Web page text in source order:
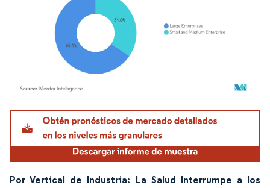
Imagen © Mordor Intelligence. El uso requiere atribución según CC BY 4.0.
Por Vertical de Industria: La Salud Interrumpe a los